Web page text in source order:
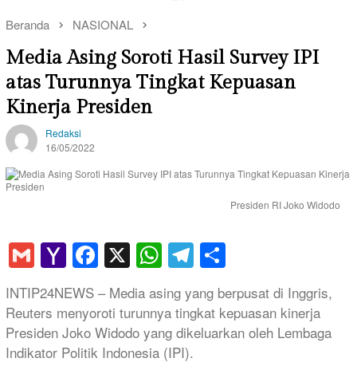
Beranda NASIONAL
Media Asing Soroti Hasil Survey IPI
atas Turunnya Tingkat Kepuasan
Kinerja Presiden
Redaksi
16/05/2022
Presiden RI Joko Widodo
GmailYahoo
Mail
Facebook
X WhatsApp
Telegram
INTIP24NEWS – Media asing yang berpusat di Inggris,
Reuters menyoroti turunnya tingkat kepuasan kinerja
Presiden Joko Widodo yang dikeluarkan oleh Lembaga
Indikator Politik Indonesia (IPI).